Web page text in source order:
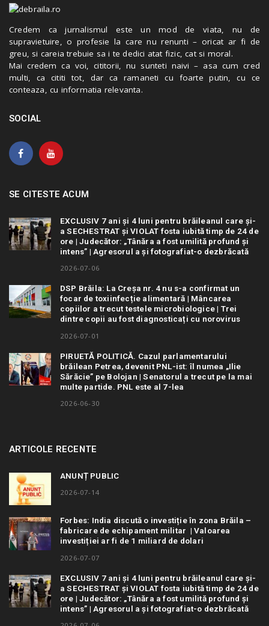
Credem ca jurnalismul este un mod de viata, nu de
supravietuire, o profesie la care nu renunti – oricat ar fi de
greu, si careia trebuie sa i te dedici atat fizic, cat si moral.
Mai credem ca voi, cititorii, nu sunteti naivi – asa cum cred
multi, ca cititi tot, dar ca ramaneti cu foarte putin, cu ce
conteaza, cu informatia relevanta.
SOCIAL
SE CITESTE ACUM
EXCLUSIV 7 ani și 4 luni pentru brăileanul care și-
a SECHESTRAT și VIOLAT fosta iubită timp de 24 de
ore | Judecător: „Tânăra a fost umilită profund și
intens” | Agresorul a și fotografiat-o dezbrăcată
2026-07-06
DSP Brăila: La Creșa nr. 4 nu s-a confirmat un
focar de toxiinfecție alimentară | Mâncarea
copiilor a trecut testele microbiologice | Trei
dintre copii au fost diagnosticați cu norovirus
2026-07-01
PIRUETĂ POLITICĂ. Cazul parlamentarului
brăilean Petrea, devenit PNL-ist: îl numea „Ilie
Sărăcie” pe Bolojan | Senatorul a trecut pe la mai
multe partide. PNL este al 7-lea
2026-06-30
ARTICOLE RECENTE
ANUNȚ PUBLIC
2026-07-14
Forbes: India discută o investiție în zona Brăila –
fabricare de echipament militar | Valoarea
investiției ar fi de 1 miliard de dolari
2026-07-07
EXCLUSIV 7 ani și 4 luni pentru brăileanul care și-
a SECHESTRAT și VIOLAT fosta iubită timp de 24 de
ore | Judecător: „Tânăra a fost umilită profund și
intens” | Agresorul a și fotografiat-o dezbrăcată